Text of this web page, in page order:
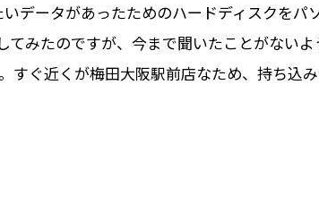
データがあったためのハードディスクをパ
みたのですが、今まで聞いたことがない
ぐ近くが梅田大阪駅前店なため、持ち込み